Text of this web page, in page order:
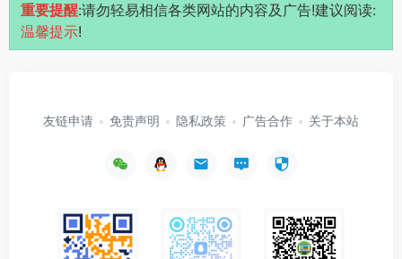
重要提醒:请勿轻易相信各类网站的内容及广告!建议阅读:
温馨提示!
友链申请 免责声明 隐私政策 广告合作 关于本站